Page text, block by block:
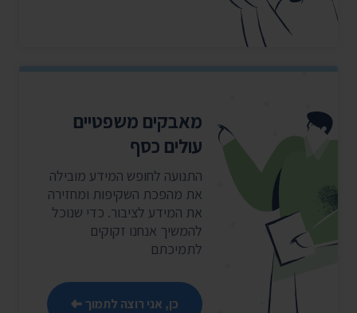
מאבקים משפטיים
עולים כסף
התנועה לחופש המידע מובילה
את מהפכת השקיפות ומחזירה
את המידע לציבור. כדי שנוכל
להמשיך אנחנו זקוקים
לתמיכתם
כן, אני רוצה לתמוך